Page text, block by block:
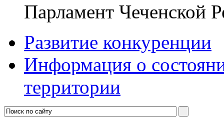
Парламент Чеченской
Развитие конкуренции
Информация о
территории